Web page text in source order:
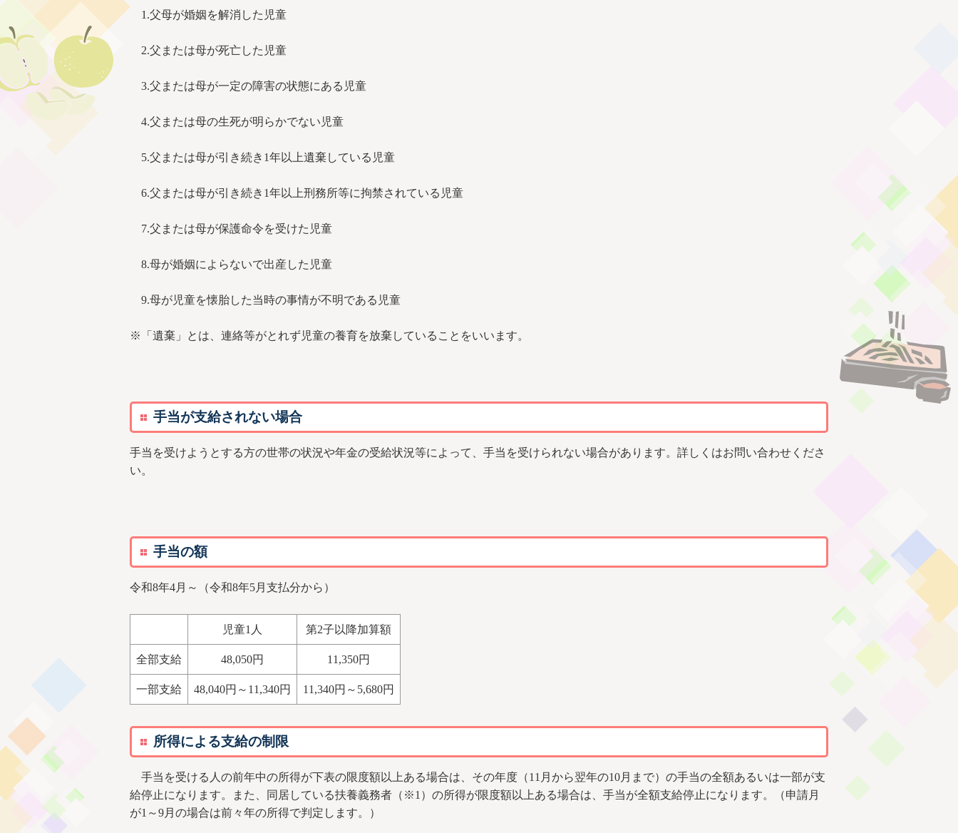
1.父母が婚姻を解消した児童
2.父または母が死亡した児童
3.父または母が一定の障害の状態にある児童
4.父または母の生死が明らかでない児童
5.父または母が引き続き1年以上遺棄している児童
6.父または母が引き続き1年以上刑務所等に拘禁されている児童
7.父または母が保護命令を受けた児童
8.母が婚姻によらないで出産した児童
9.母が児童を懐胎した当時の事情が不明である児童
※「遺棄」とは、連絡等がとれず児童の養育を放棄していることをいいます。
手当が支給されない場合
手当を受けようとする方の世帯の状況や年金の受給状況等によって、手当を受けられない場合があります。詳しくはお問い合わせくださ
い。
手当の額
令和8年4月～（令和8年5月支払分から）
児童1人 第2子以降加算額
全部支給 48,050円 11,350円
一部支給 48,040円～11,340円 11,340円～5,680円
所得による支給の制限
手当を受ける人の前年中の所得が下表の限度額以上ある場合は、その年度（11月から翌年の10月まで）の手当の全額あるいは一部が支
給停止になります。また、同居している扶養義務者（※1）の所得が限度額以上ある場合は、手当が全額支給停止になります。（申請月
が1～9月の場合は前々年の所得で判定します。）